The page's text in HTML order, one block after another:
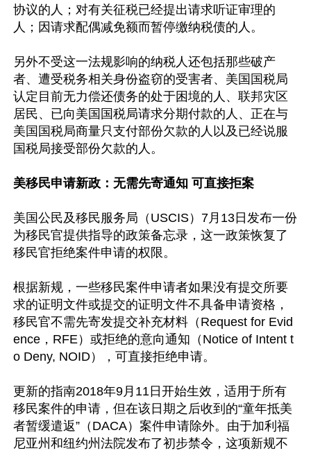
协议的人；对有关征税已经提出请求听证审理的
人；因请求配偶减免额而暂停缴纳税债的人。
另外不受这一法规影响的纳税人还包括那些破产
者、遭受税务相关身份盗窃的受害者、美国国税局
认定目前无力偿还债务的处于困境的人、联邦灾区
居民、已向美国国税局请求分期付款的人、正在与
美国国税局商量只支付部份欠款的人以及已经说服
国税局接受部份欠款的人。
美移民申请新政：无需先寄通知 可直接拒案
美国公民及移民服务局（USCIS）7月13日发布一份
为移民官提供指导的政策备忘录，这一政策恢复了
移民官拒绝案件申请的权限。
根据新规，一些移民案件申请者如果没有提交所要
求的证明文件或提交的证明文件不具备申请资格，
移民官不需先寄发提交补充材料（Request for Evid
ence，RFE）或拒绝的意向通知（Notice of Intent t
o Deny, NOID），可直接拒绝申请。
更新的指南2018年9月11日开始生效，适用于所有
移民案件的申请，但在该日期之后收到的“童年抵美
者暂缓遣返”（DACA）案件申请除外。由于加利福
尼亚州和纽约州法院发布了初步禁令，这项新规不